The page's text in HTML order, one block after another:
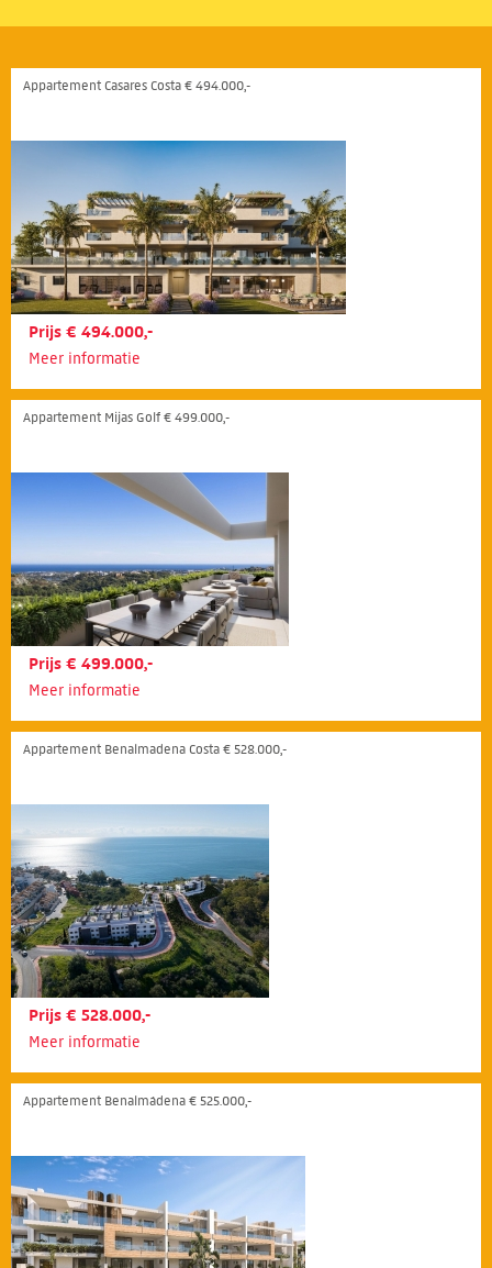
Appartement Casares Costa € 494.000,-
Prijs € 494.000,-
Meer informatie
Appartement Mijas Golf € 499.000,-
Prijs € 499.000,-
Meer informatie
Appartement Benalmadena Costa € 528.000,-
Prijs € 528.000,-
Meer informatie
Appartement Benalmádena € 525.000,-